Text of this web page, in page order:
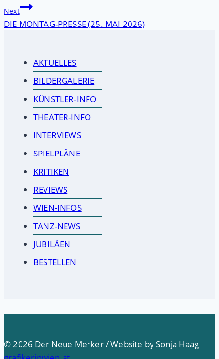
Next
DIE MONTAG-PRESSE (25. MAI 2026)
AKTUELLES
BILDERGALERIE
KÜNSTLER-INFO
THEATER-INFO
INTERVIEWS
SPIELPLÄNE
KRITIKEN
REVIEWS
WIEN-INFOS
TANZ-NEWS
JUBILÄEN
BESTELLEN
© 2026 Der Neue Merker / Website by Sonja Haag